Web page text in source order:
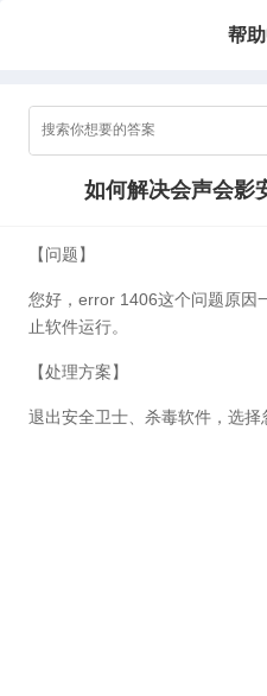
帮
如何解决会声会影
【问题】
您好，error 1406这个问题原因
止软件运行。
【处理方案】
退出安全卫士、杀毒软件，选择